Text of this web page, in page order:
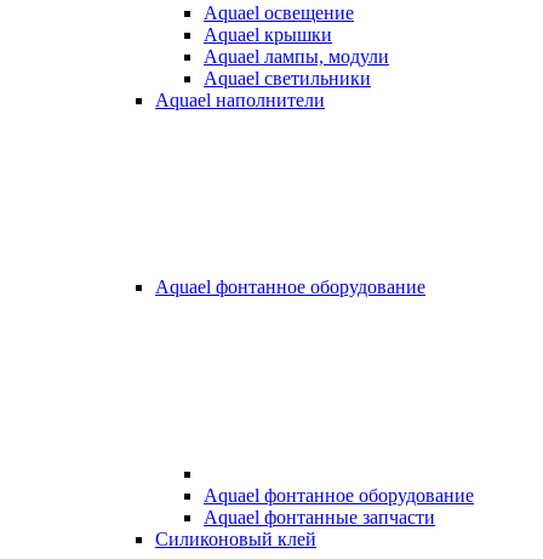
Aquael освещение
Aquael крышки
Aquael лампы, модули
Aquael светильники
Aquael наполнители
Aquael фонтанное оборудование
Aquael фонтанное оборудование
Aquael фонтанные запчасти
Силиконовый клей